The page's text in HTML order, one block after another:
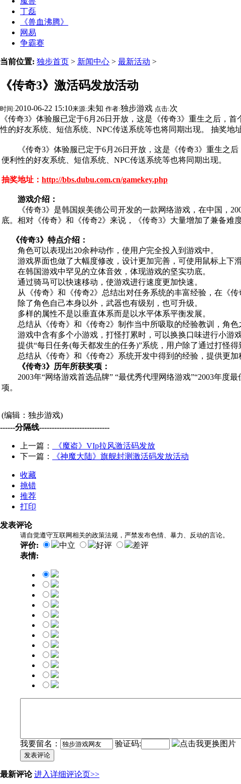
丁磊
《兽血沸腾》
网易
争霸赛
当前位置: 独步首页 > 新闻中心 > 最新活动 >
《传奇3》激活码发放活动
时间:2010-06-22 15:10来源:未知 作者:独步游戏 点击:次
《传奇3》体验服已定于6月26日开放，这是《传奇3》重生之后，
性的好友系统、短信系统、NPC传送系统等也将同期出现。 抽奖地
《传奇3》体验服已定于6月26日开放，这是《传奇3》重生之后
便利性的好友系统、短信系统、NPC传送系统等也将同期出现。
抽奖地址： http://bbs.dubu.com.cn/gamekey.php
游戏介绍：
《传奇3》是韩国娱美德公司开发的一款网络游戏，在中国，
底。相对《传奇》和《传奇2》来说，《传奇3》大量增加了兼备难
《传奇3》特点介绍：
角色可以表现出20余种动作，使用户完全投入到游戏中。
游戏界面也做了大幅度修改，设计更加完善，可使用鼠标上下滑
在韩国游戏中罕见的立体音效，体现游戏的坚实功底。
通过骑马可以快速移动，使游戏进行速度更加快速。
从《传奇》和《传奇2》总结出对任务系统的丰富经验，在《传
除了角色自己本身以外，武器也有级别，也可升级。
多样的属性不是以垂直体系而是以水平体系平衡发展。
总结从《传奇》和《传奇2》制作当中所吸取的经验教训，角色
游戏中含有多个小游戏，打怪打累时，可以换换口味进行小游戏
提供“每日任务(每天都发生的任务)”系统，用户除了通过打怪得
总结从《传奇》和《传奇2》系统开发中得到的经验，提供更加
《传奇3》历年所获奖项：
2003年“网络游戏首选品牌” “最优秀代理网络游戏”“2003年度最
项。
(编辑：独步游戏)
------分隔线----------------------------
上一篇：
《魔盗》VIp拉风激活码发放
下一篇：
《神魔大陆》旗舰封测激活码发放活动
收藏
挑错
推荐
打印
发表评论
请自觉遵守互联网相关的政策法规，严禁发布色情、暴力、反动的言论。
评价: 中立 好评
差评
表情:
我要留名： 验证码:
发表评论
最新评论 进入详细评论页>>